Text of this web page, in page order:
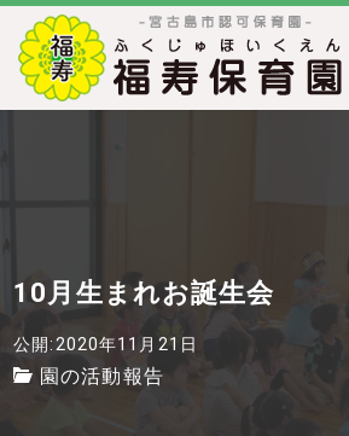
10月生まれお誕生会
公開:2020年11月21日
園の活動報告